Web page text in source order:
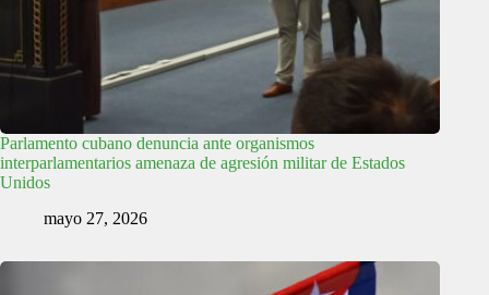
Parlamento cubano denuncia ante organismos
interparlamentarios amenaza de agresión militar de Estados
Unidos
mayo 27, 2026